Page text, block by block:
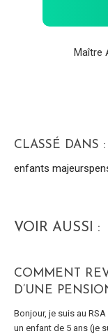
Maître
CLASSÉ DANS :
enfants majeurs
VOIR AUSSI :
COMMENT
D’UNE
Bonjour, je suis au
un enfant de 5 ans (je